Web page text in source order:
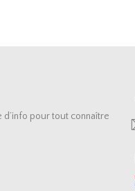
pour tout connaître